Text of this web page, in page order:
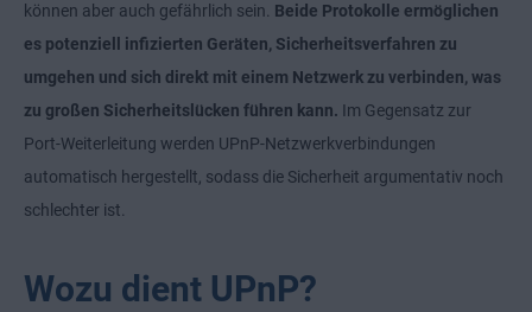
können aber auch gefährlich sein. Beide Protokolle ermöglichen
es potenziell infizierten Geräten, Sicherheitsverfahren zu
umgehen und sich direkt mit einem Netzwerk zu verbinden, was
zu großen Sicherheitslücken führen kann. Im Gegensatz zur
Port-Weiterleitung werden UPnP-Netzwerkverbindungen
automatisch hergestellt, sodass die Sicherheit argumentativ noch
schlechter ist.
Wozu dient UPnP?